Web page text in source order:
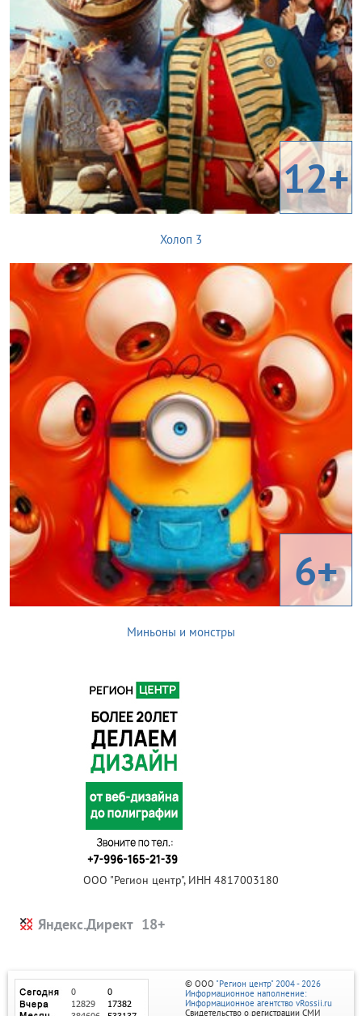
12+
Холоп 3
6+
Миньоны и монстры
ООО "Регион центр", ИНН 4817003180
Яндекс.Директ
© ООО "Регион центр" 2004 - 2026
Информационное наполнение:
Информационное агентство vRossii.ru
Свидетельство о регистрации СМИ